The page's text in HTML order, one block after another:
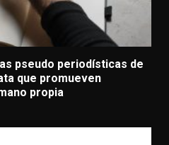
pseudo periodísticas de
que promueven
propia